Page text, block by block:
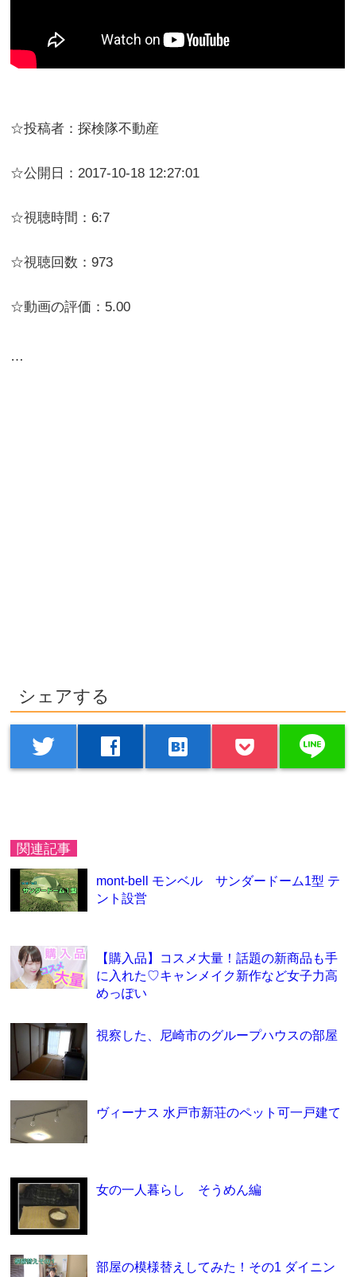
☆投稿者：探検隊不動産
☆公開日：2017-10-18 12:27:01
☆視聴時間：6:7
☆視聴回数：973
☆動画の評価：5.00
…
シェアする
twitter facebook hatenabookmark line
関連記事
mont-bell モンベル サンダードーム1型 テ
ント設営
【購入品】コスメ大量！話題の新商品も手
に入れた♡キャンメイク新作など女子力高
めっぽい
視察した、尼崎市のグループハウスの部屋
ヴィーナス 水戸市新荘のペット可一戸建て
女の一人暮らし そうめん編
部屋の模様替えしてみた！その1 ダイニン